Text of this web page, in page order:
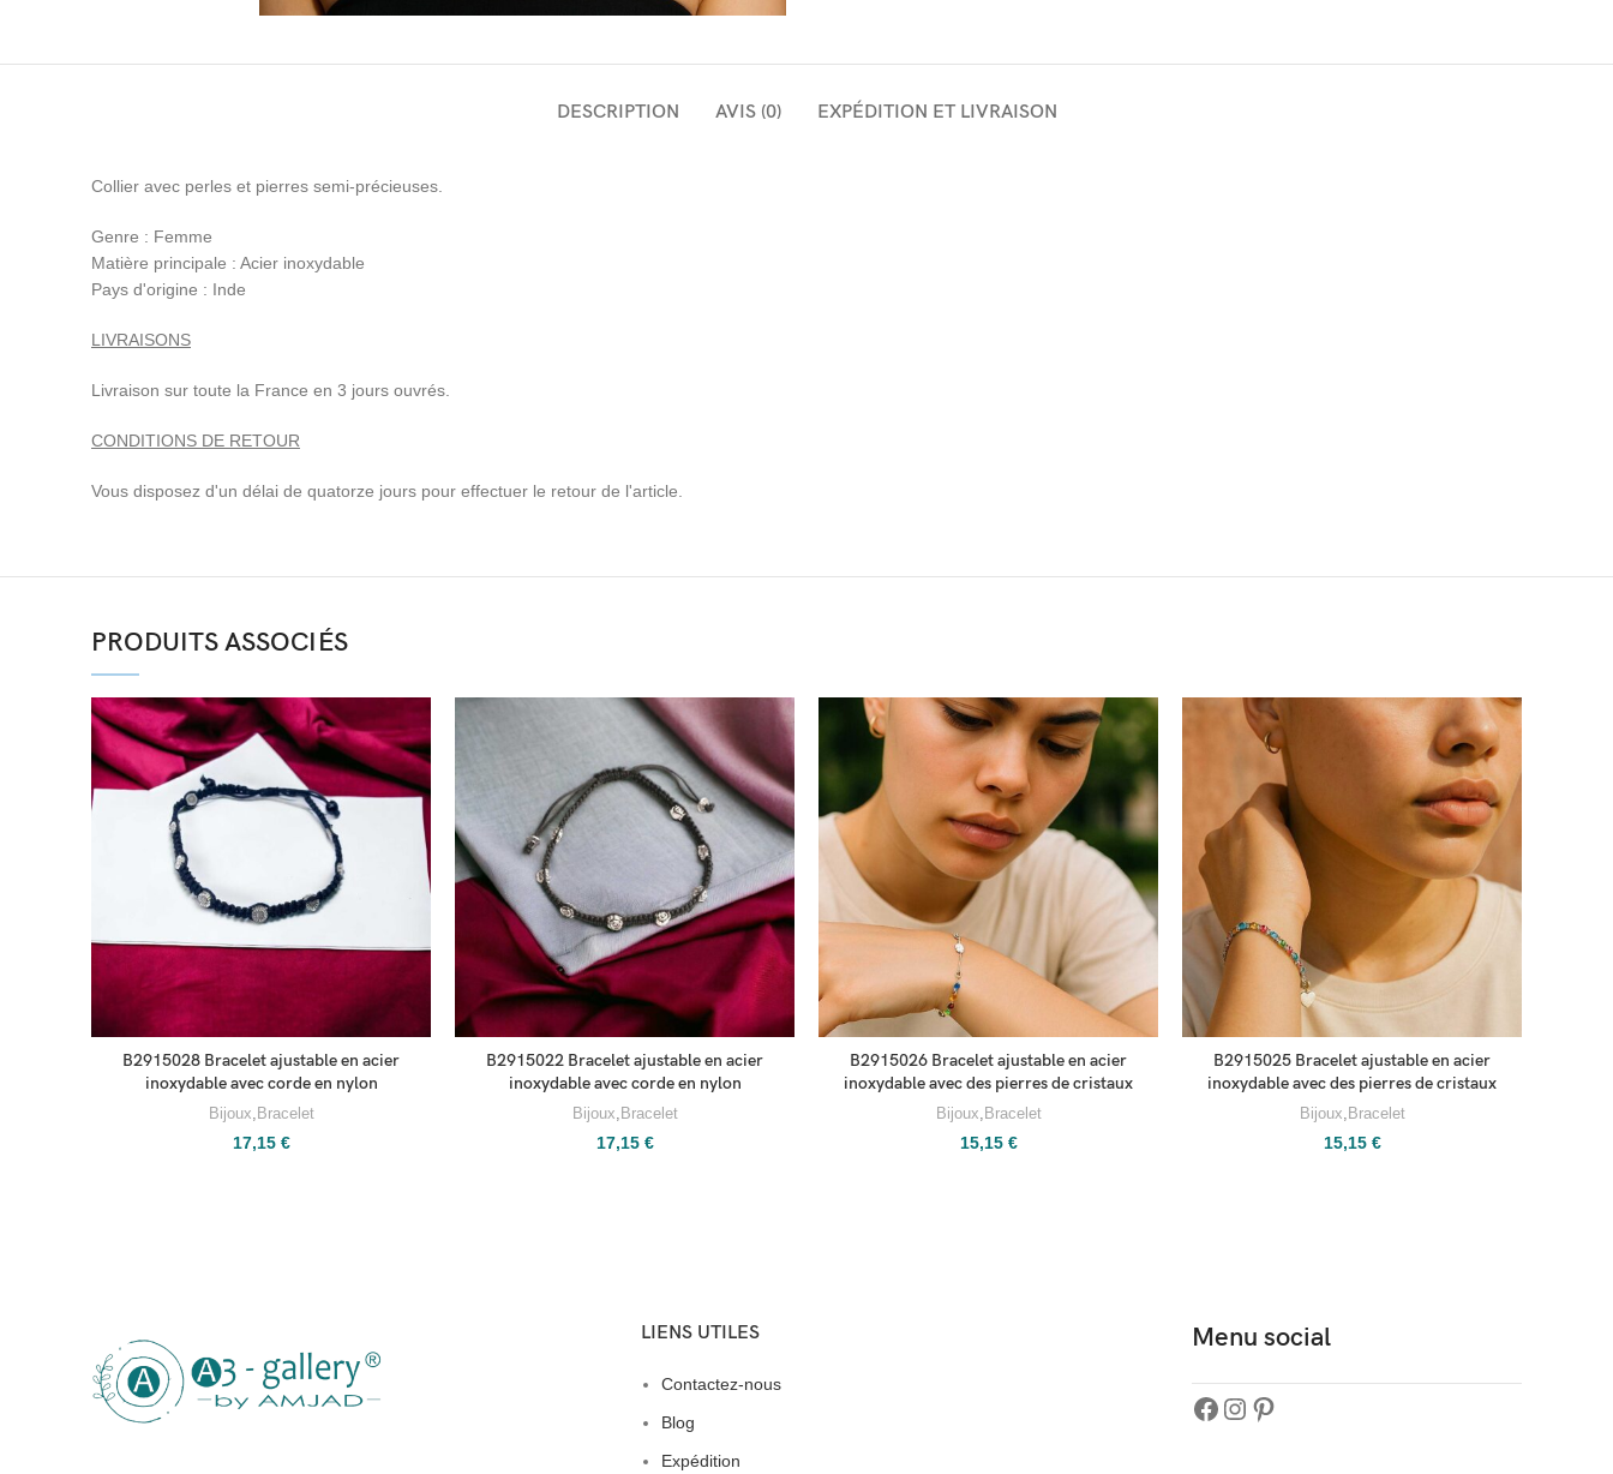
DESCRIPTION AVIS (0) EXPÉDITION ET LIVRAISON
Collier avec perles et pierres semi-précieuses.
Genre : Femme
Matière principale : Acier inoxydable
Pays d'origine : Inde
LIVRAISONS
Livraison sur toute la France en 3 jours ouvrés.
CONDITIONS DE RETOUR
Vous disposez d'un délai de quatorze jours pour effectuer le retour de l'article.
PRODUITS ASSOCIÉS
B2915028 Bracelet ajustable en acier
inoxydable avec corde en nylon
Bijoux, Bracelet
17,15 €
B2915022 Bracelet ajustable en acier
inoxydable avec corde en nylon
Bijoux, Bracelet
17,15 €
B2915026 Bracelet ajustable en acier
inoxydable avec des pierres de cristaux
Bijoux, Bracelet
15,15 €
B2915025 Bracelet ajustable en acier
inoxydable avec des pierres de cristaux
Bijoux, Bracelet
15,15 €
LIENS UTILES
Contactez-nous
Blog
Expédition
Menu social